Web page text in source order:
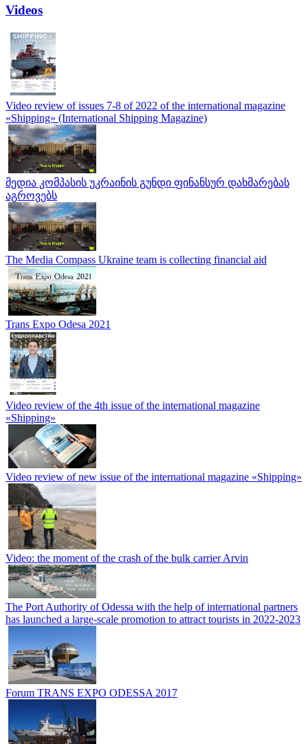
Videos
Video review of issues 7-8 of 2022 of the international magazine
«Shipping» (International Shipping Magazine)
მედია კომპასის უკრაინის გუნდი ფინანსურ დახმარებას
აგროვებს
The Media Compass Ukraine team is collecting financial aid
Trans Expo Odesa 2021
Video review of the 4th issue of the international magazine
«Shipping»
Video review of new issue of the international magazine «Shipping»
Video: the moment of the crash of the bulk carrier Arvin
The Port Authority of Odessa with the help of international partners
has launched a large-scale promotion to attract tourists in 2022-2023
Forum TRANS EXPO ODESSA 2017